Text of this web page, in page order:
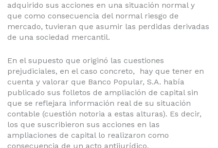
adquirido sus acciones en una situación normal y
que como consecuencia del normal riesgo de
mercado, tuvieran que asumir las perdidas derivadas
de una sociedad mercantil.
En el supuesto que originó las cuestiones
prejudiciales, en el caso concreto, hay que tener en
cuenta y valorar que Banco Popular, S.A. había
publicado sus folletos de ampliación de capital sin
que se reflejara información real de su situación
contable (cuestión notoria a estas alturas). Es decir,
los que suscribieron sus acciones en las
ampliaciones de capital lo realizaron como
consecuencia de un acto antijurídico.